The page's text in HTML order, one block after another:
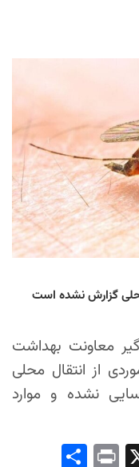
گزارش نشده است
معاونت بهداشت
از انتقال محلی
نشده و موارد
Pri